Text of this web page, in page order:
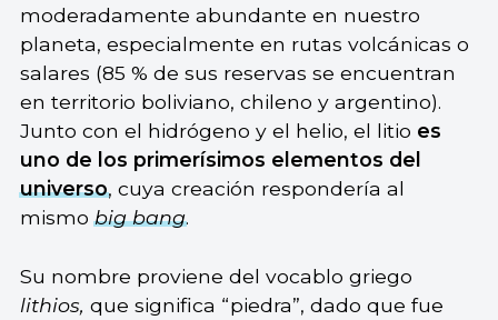
moderadamente abundante en nuestro
planeta, especialmente en rutas volcánicas o
salares (85 % de sus reservas se encuentran
en territorio boliviano, chileno y argentino).
Junto con el hidrógeno y el helio, el litio es
uno de los primerísimos elementos del
universo, cuya creación respondería al
mismobig bang.
Su nombre proviene del vocablo griego
lithios, que significa “piedra”, dado que fue